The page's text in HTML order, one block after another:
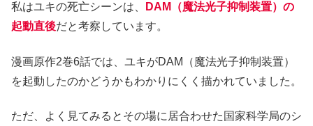
私はユキの死亡シーンは、
DAM（魔法光子抑制装置）の
起動直後だと考察しています。
漫画原作2巻6話では、ユキがDAM（魔法光子抑制装置）
を起動したのかどうかもわかりにくく描かれていました。
ただ、よく見てみるとその場に居合わせた国家科学局のシ